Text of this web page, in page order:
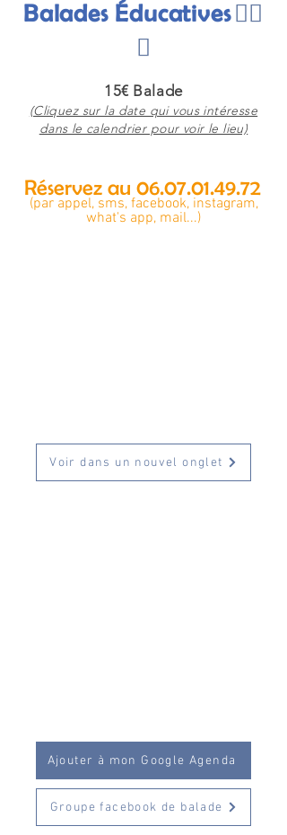
Balades Éducatives🐕‍🦺
🚶
15€ Balade
(Cliquez sur la date qui vous intéresse
dans le calendrier pour voir le lieu)
Réservez au 06.07.01.49.72
(par appel, sms, facebook, instagram,
what's app, mail...)
Voir dans un nouvel onglet
Ajouter à mon Google Agenda
Groupe facebook de balade